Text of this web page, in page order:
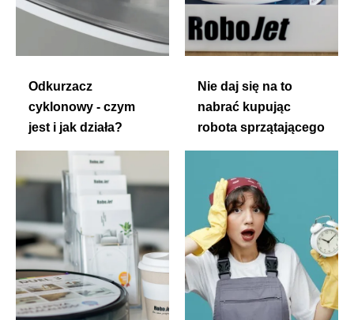
Odkurzacz
cyklonowy - czym
jest i jak działa?
Nie daj się na to
nabrać kupując
robota sprzątającego